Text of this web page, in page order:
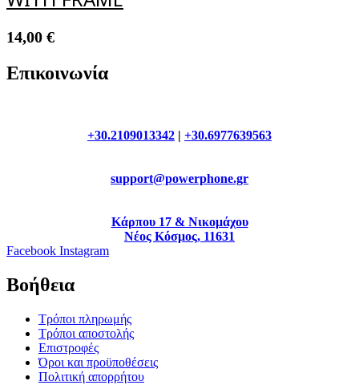
14,00 €
Επικοινωνία
+30.2109013342 +30.6977639563
support@powerphone.gr
Κάρπου 17 & Νικομάχου
Νέος Κόσμος, 11631
Facebook Instagram
Βοήθεια
Τρόποι πληρωμής
Τρόποι αποστολής
Επιστροφές
Όροι και προϋποθέσεις
Πολιτική απορρήτου